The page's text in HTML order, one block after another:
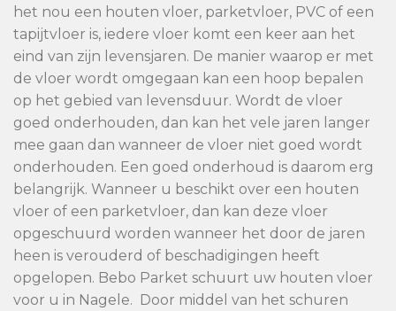
het nou een houten vloer, parketvloer, PVC of een
tapijtvloer is, iedere vloer komt een keer aan het
eind van zijn levensjaren. De manier waarop er met
de vloer wordt omgegaan kan een hoop bepalen
op het gebied van levensduur. Wordt de vloer
goed onderhouden, dan kan het vele jaren langer
mee gaan dan wanneer de vloer niet goed wordt
onderhouden. Een goed onderhoud is daarom erg
belangrijk. Wanneer u beschikt over een houten
vloer of een parketvloer, dan kan deze vloer
opgeschuurd worden wanneer het door de jaren
heen is verouderd of beschadigingen heeft
opgelopen. Bebo Parket schuurt uw houten vloer
voor u in Nagele. Door middel van het schuren